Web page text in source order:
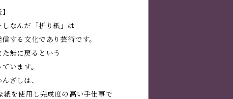
なんだ「折り紙」は
する文化であり芸術です。
無に戻るという
います。
ざしは、
紙を使用し完成度の高い手仕事で